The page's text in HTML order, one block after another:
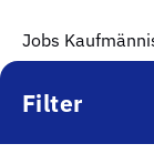
Filter
Jobs